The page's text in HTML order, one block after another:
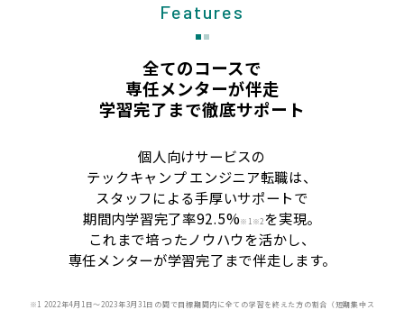
Features
全てのコースで
専任メンターが伴走
学習完了まで徹底サポート
個人向けサービスの
テックキャンプ エンジニア転職は、
スタッフによる手厚いサポートで
期間内学習完了率92.5%※ 1※2を実現。
これまで培ったノウハウを活かし、
専任メンターが学習完了まで伴走します。
※1 2022年4月1日〜2023年3月31日の間で目標期間内に全ての学習を終えた方の割合（短期集中ス